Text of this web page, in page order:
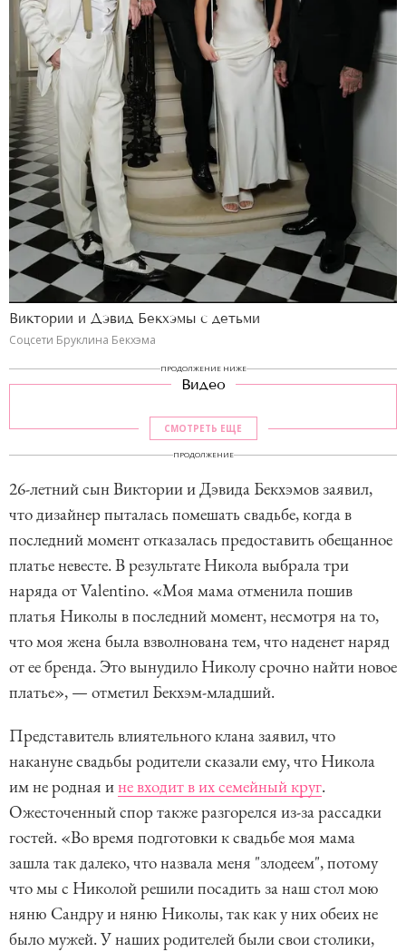
Виктории и Дэвид Бекхэмы с детьми
Соцсети Бруклина Бекхэма
ПРОДОЛЖЕНИЕ НИЖЕ
Видео
СМОТРЕТЬ ЕЩЕ
ПРОДОЛЖЕНИЕ
26-летний сын Виктории и Дэвида Бекхэмов заявил,
что дизайнер пыталась помешать свадьбе, когда в
последний момент отказалась предоставить обещанное
платье невесте. В результате Никола выбрала три
наряда от Valentino. «Моя мама отменила пошив
платья Николы в последний момент, несмотря на то,
что моя жена была взволнована тем, что наденет наряд
от ее бренда. Это вынудило Николу срочно найти новое
платье», — отметил Бекхэм-младший.
Представитель влиятельного клана заявил, что
накануне свадьбы родители сказали ему, что Никола
им не родная ине входит в их семейный круг.
Ожесточенный спор также разгорелся из-за рассадки
гостей. «Во время подготовки к свадьбе моя мама
зашла так далеко, что назвала меня "злодеем", потому
что мы с Николой решили посадить за наш стол мою
няню Сандру и няню Николы, так как у них обеих не
было мужей. У наших родителей были свои столики,